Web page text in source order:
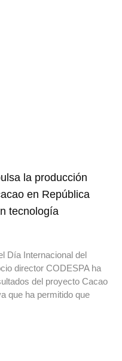
la producción
en República
tecnología
Día Internacional del
director CODESPA ha
del proyecto Cacao
que ha permitido que